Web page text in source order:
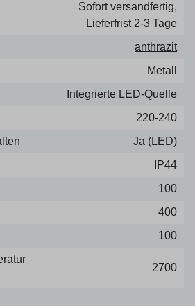
Sofort versandfertig,
Lieferfrist 2-3 Tage
anthrazit
Metall
Integrierte LED-Quelle
220-240
Ja (LED)
IP44
100
400
100
2700